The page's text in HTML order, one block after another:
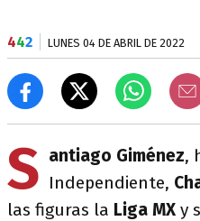
442 LUNES 04 DE ABRIL DE 2022
S antiago Giménez,
Independiente,
las figuras la Liga MX y